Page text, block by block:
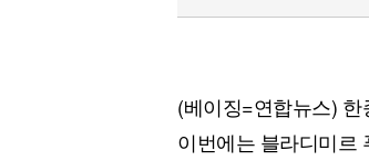
(베이징=연합뉴스)
이번에는 블라디미르